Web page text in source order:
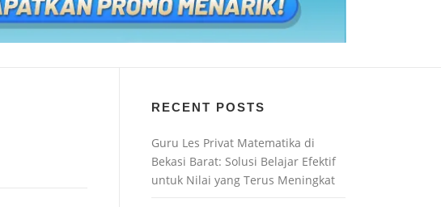
RECENT POSTS
Guru Les Privat Matematika di
Bekasi Barat: Solusi Belajar Efektif
untuk Nilai yang Terus Meningkat